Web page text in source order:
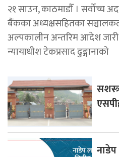
२१ साउन, काठमाडाैँ । सर्वोच्च
बैंकका अध्यक्षसहितका
अल्पकालीन अन्तरिम आदेश जारी
न्यायाधीश टेकप्रसाद ढुङ्गानाको